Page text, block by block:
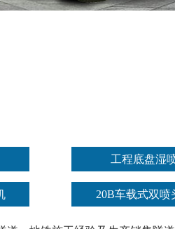
工程底盘湿
20B车载式双喷